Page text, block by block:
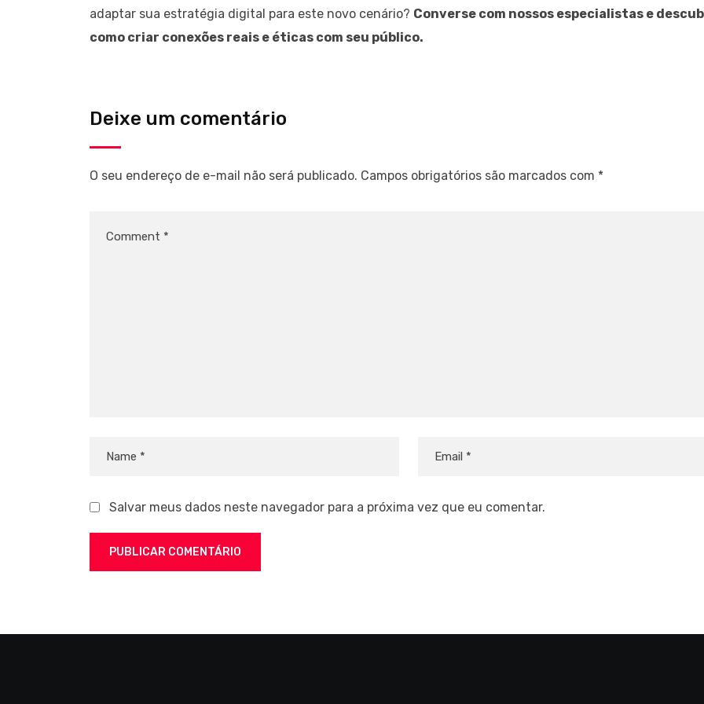
adaptar sua estratégia digital para este novo cenário? Converse com nossos especialistas e
como criar conexões reais e éticas com seu público.
Deixe um comentário
O seu endereço de e-mail não será publicado. Campos obrigatórios são marcados com *
Salvar meus dados neste navegador para a próxima vez que eu comentar.